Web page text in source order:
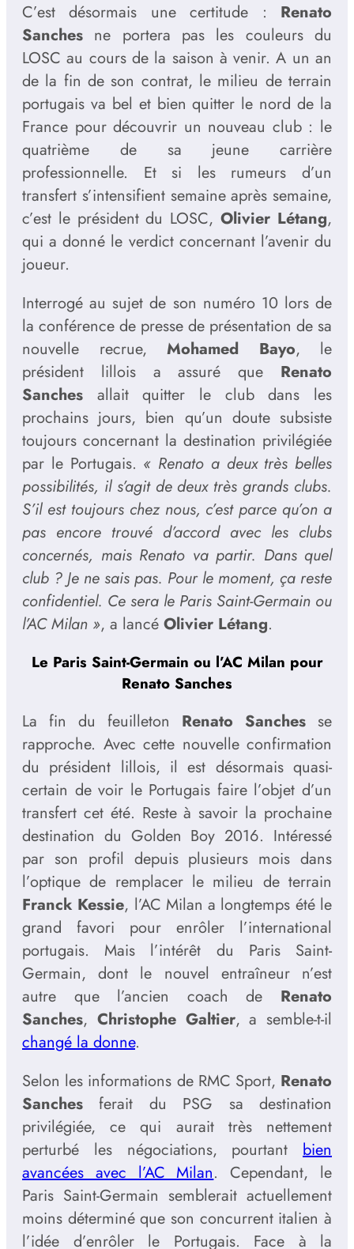
C’est désormais une certitude : Renato
Sanches ne portera pas les couleurs du
LOSC au cours de la saison à venir. A un an
de la fin de son contrat, le milieu de terrain
portugais va bel et bien quitter le nord de la
France pour découvrir un nouveau club : le
quatrième de sa jeune carrière
professionnelle. Et si les rumeurs d’un
transfert s’intensifient semaine après semaine,
c’est le président du LOSC,Olivier Létang,
qui a donné le verdict concernant l’avenir du
joueur.
Interrogé au sujet de son numéro 10 lors de
la conférence de presse de présentation de sa
nouvelle recrue, Mohamed Bayo, le
président lillois a assuré que Renato
Sanches allait quitter le club dans les
prochains jours, bien qu’un doute subsiste
toujours concernant la destination privilégiée
par le Portugais. « Renato a deux très belles
possibilités, il s’agit de deux très grands clubs.
S’il est toujours chez nous, c’est parce qu’on a
pas encore trouvé d’accord avec les clubs
concernés, mais Renato va partir. Dans quel
club ? Je ne sais pas. Pour le moment, ça reste
confidentiel. Ce sera le Paris Saint-Germain ou
l’AC Milan », a lancé Olivier Létang.
Le Paris Saint-Germain ou l’AC Milan pour
Renato Sanches
La fin du feuilleton Renato Sanches se
rapproche. Avec cette nouvelle confirmation
du président lillois, il est désormais quasi-
certain de voir le Portugais faire l’objet d’un
transfert cet été. Reste à savoir la prochaine
destination du Golden Boy 2016. Intéressé
par son profil depuis plusieurs mois dans
l’optique de remplacer le milieu de terrain
Franck Kessie, l’AC Milan a longtemps été le
grand favori pour enrôler l’international
portugais. Mais l’intérêt du Paris Saint-
Germain, dont le nouvel entraîneur n’est
autre que l’ancien coach de Renato
Sanches, Christophe Galtier, a semble-t-il
changé la donne.
Selon les informations de RMC Sport, Renato
Sanches ferait du PSG sa destination
privilégiée, ce qui aurait très nettement
perturbé les négociations, pourtant bien
avancées avec l’AC Milan. Cependant, le
Paris Saint-Germain semblerait actuellement
moins déterminé que son concurrent italien à
l’idée d’enrôler le Portugais. Face à la